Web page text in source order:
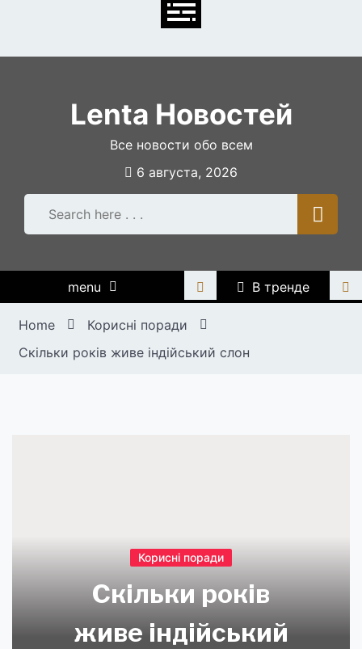
Lenta Новостей
Все новости обо всем
6 августа, 2026
menu В тренде
Home
Корисні поради
Скільки років живе індійський слон
Корисні поради
Скільки років
живе індійський